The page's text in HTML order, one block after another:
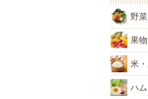
野菜
果物
米
ハ